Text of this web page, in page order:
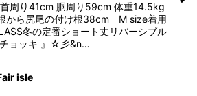
首周り41cm 胴周り59cm 体重14.5kg
から尻尾の付け根38cm M size着用
冬の定番ショート丈リバーシブル
ョッキ 』☆彡&n…
isle